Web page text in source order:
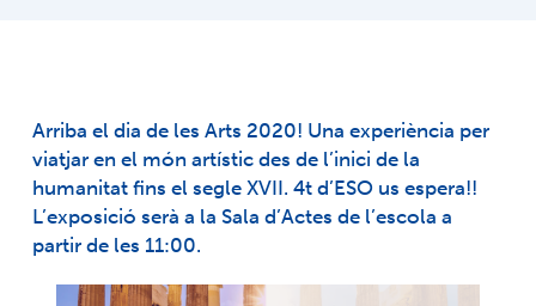
Arriba el dia de les Arts 2020! Una experiència per
viatjar en el món artístic des de l’inici de la
humanitat fins el segle XVII. 4t d’ESO us espera!!
L’exposició serà a la Sala d’Actes de l’escola a
partir de les 11:00.